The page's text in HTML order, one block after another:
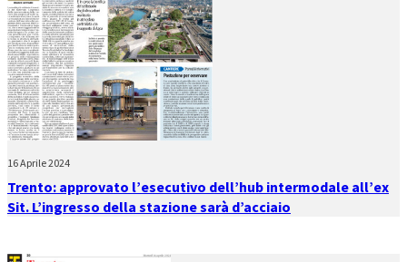
16 Aprile 2024
Trento: approvato l’esecutivo dell’hub intermodale all’ex
Sit. L’ingresso della stazione sarà d’acciaio